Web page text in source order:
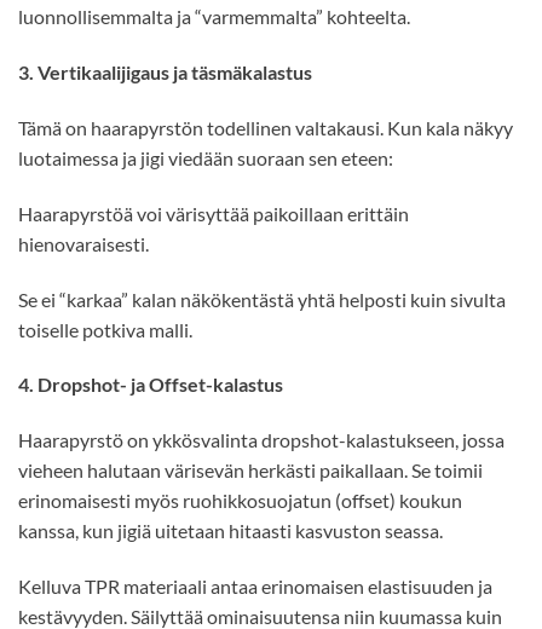
luonnollisemmalta ja “varmemmalta” kohteelta.
3. Vertikaalijigaus ja täsmäkalastus
Tämä on haarapyrstön todellinen valtakausi. Kun kala näkyy
luotaimessa ja jigi viedään suoraan sen eteen:
Haarapyrstöä voi värisyttää paikoillaan erittäin
hienovaraisesti.
Se ei “karkaa” kalan näkökentästä yhtä helposti kuin sivulta
toiselle potkiva malli.
4. Dropshot- ja Offset-kalastus
Haarapyrstö on ykkösvalinta dropshot-kalastukseen, jossa
vieheen halutaan värisevän herkästi paikallaan. Se toimii
erinomaisesti myös ruohikkosuojatun (offset) koukun
kanssa, kun jigiä uitetaan hitaasti kasvuston seassa.
Kelluva TPR materiaali antaa erinomaisen elastisuuden ja
kestävyyden. Säilyttää ominaisuutensa niin kuumassa kuin